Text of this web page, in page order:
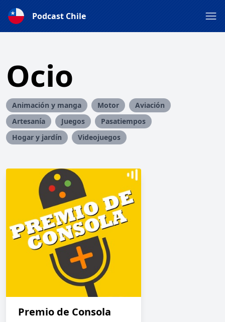
Podcast Chile
Ocio
Animación y manga Motor
Aviación
Artesanía
Juegos
Pasatiempos
Hogar y jardín
Videojuegos
Premio de Consola